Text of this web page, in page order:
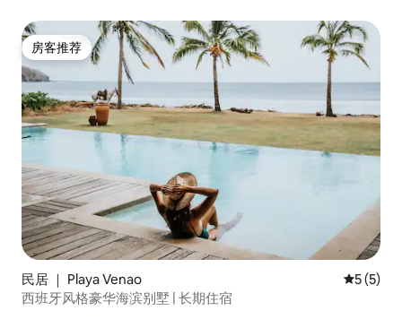
房客推荐
房客推荐
民居 ｜ Playa Venao 平均评分
5 (5)
西班牙风格豪华海滨别墅 | 长期住宿